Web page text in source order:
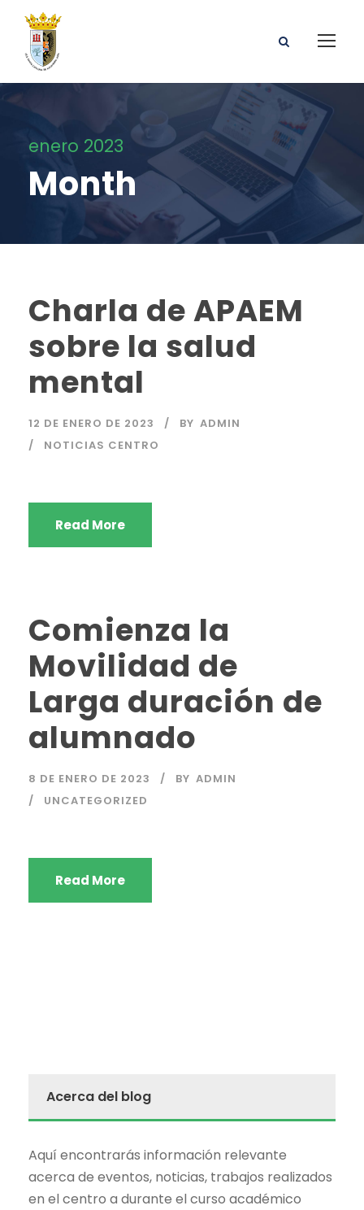
enero 2023
Month
Charla de APAEM
sobre la salud
mental
12 DE ENERO DE 2023 BY ADMIN
NOTICIAS CENTRO
Read More
Comienza la
Movilidad de
Larga duración de
alumnado
8 DE ENERO DE 2023 BY ADMIN
UNCATEGORIZED
Read More
Acerca del blog
Aquí encontrarás información relevante
acerca de eventos, noticias, trabajos realizados
en el centro a durante el curso académico